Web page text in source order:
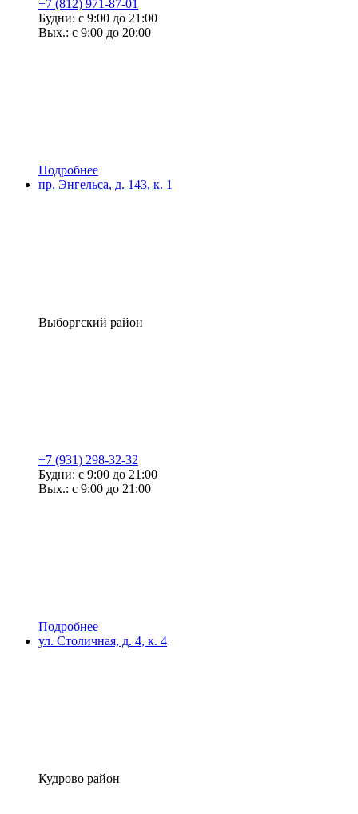
+7 (812) 971-87-01
Будни: с 9:00 до 21:00
Вых.: с 9:00 до 20:00
Подробнее
пр. Энгельса, д. 143, к. 1
Выборгский район
+7 (931) 298-32-32
Будни: с 9:00 до 21:00
Вых.: с 9:00 до 21:00
Подробнее
ул. Столичная, д. 4, к. 4
Кудрово район